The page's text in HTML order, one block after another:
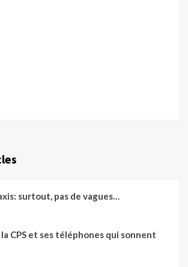
surtout, pas de vagues…
la CPS et ses téléphones qui sonnent